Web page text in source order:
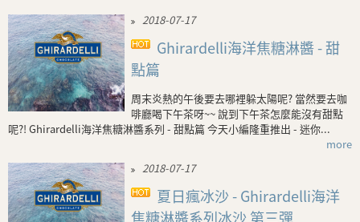
2018-07-17
Ghirardelli海洋焦糖淋醬 - 甜
點篇
周末炎熱的午後要去哪裡躲太陽呢? 當然要去咖
啡廳喝下午茶呀~~ 說到下午茶怎麼能沒有甜點
呢?! Ghirardelli海洋焦糖淋醬系列 - 甜點篇 今天小編隆重推出 - 迷你...
more
2018-07-17
夏日瘋冰沙 - Ghirardelli海洋
焦糖淋醬系列冰沙 第三彈